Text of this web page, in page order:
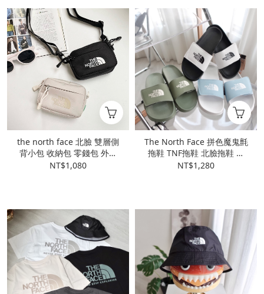
the north face 北臉 雙層側
背小包 收納包 零錢包 外出
小包 小方包 卡片包 零錢包
NT$1,080
The North Face 拼色魔鬼氈
拖鞋 TNF拖鞋 北臉拖鞋 拖
鞋 涼鞋 情侶拖鞋 輕量
NT$1,280